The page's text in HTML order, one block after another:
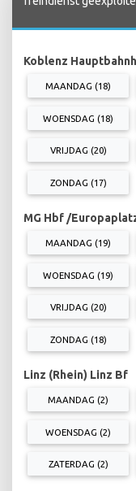
Koblenz
MAANDAG (18)
WOENSDAG (18)
VRIJDAG (20)
ZONDAG (17)
MG Hbf /
MAANDAG (19)
WOENSDAG (19)
VRIJDAG (20)
ZONDAG (18)
Linz (Rhein) Linz Bf
MAANDAG (2)
WOENSDAG (2)
ZATERDAG (2)